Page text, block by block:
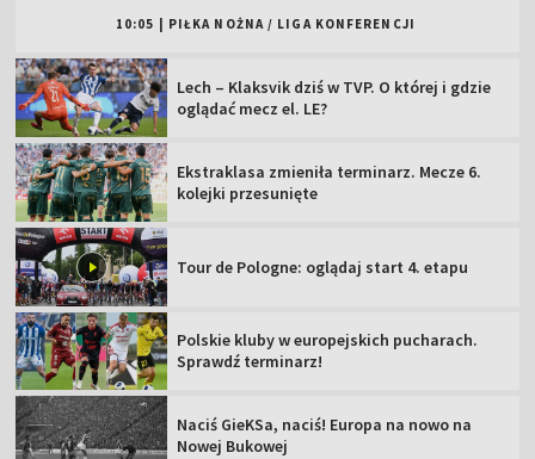
10:05 PIŁKA NOŻNA / LIGA KONFERENCJI
Lech – Klaksvik dziś w TVP. O której i gdzie
oglądać mecz el. LE?
Ekstraklasa zmieniła terminarz. Mecze 6.
kolejki przesunięte
Tour de Pologne: oglądaj start 4. etapu
Polskie kluby w europejskich pucharach.
Sprawdź terminarz!
Naciś GieKSa, naciś! Europa na nowo na
Nowej Bukowej